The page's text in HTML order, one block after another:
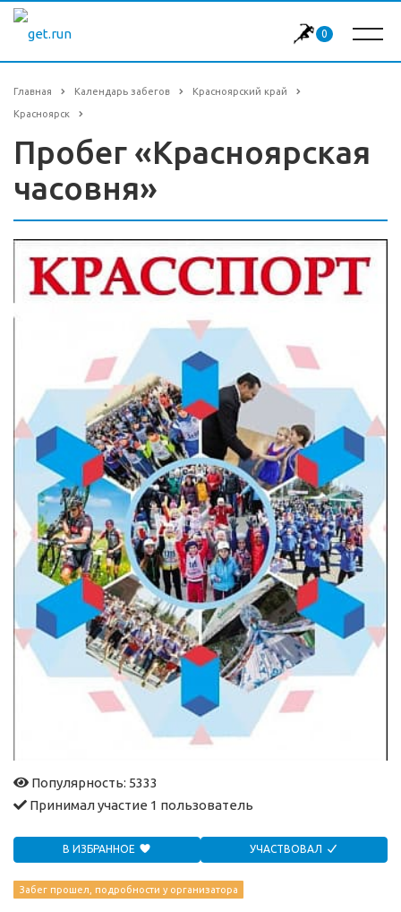
0
Главная Календарь забегов Красноярский край
Красноярск
Пробег «Красноярская
часовня»
Популярность: 5333
Принимал участие 1 пользователь
В ИЗБРАННОЕ УЧАСТВОВАЛ
Забег прошел, подробности у организатора